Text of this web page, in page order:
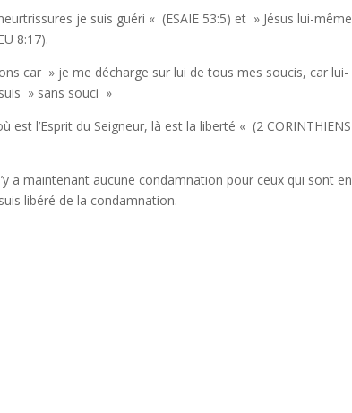
je suis guéri « (ESAIE 53:5) et » Jésus lui-même
8:17).
car » je me décharge sur lui de tous mes soucis, car lui-
suis » sans souci »
est l’Esprit du Seigneur, là est la liberté « (2 CORINTHIENS
a maintenant aucune condamnation pour ceux qui sont en
libéré de la condamnation.